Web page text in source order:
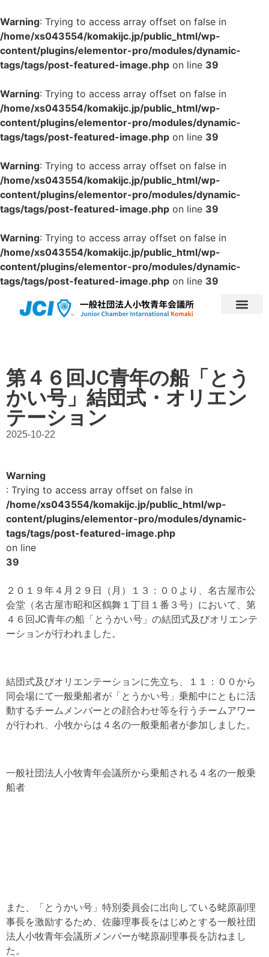
Warning: Trying to access array offset on false in
/home/xs043554/komakijc.jp/public_html/wp-
content/plugins/elementor-pro/modules/dynamic-
tags/tags/post-featured-image.php on line 39
Warning: Trying to access array offset on false in
/home/xs043554/komakijc.jp/public_html/wp-
content/plugins/elementor-pro/modules/dynamic-
tags/tags/post-featured-image.php on line 39
Warning: Trying to access array offset on false in
/home/xs043554/komakijc.jp/public_html/wp-
content/plugins/elementor-pro/modules/dynamic-
tags/tags/post-featured-image.php on line 39
Warning: Trying to access array offset on false in
/home/xs043554/komakijc.jp/public_html/wp-
content/plugins/elementor-pro/modules/dynamic-
tags/tags/post-featured-image.php on line 39
第４６回JC青年の船「とう
かい号」結団式・オリエン
テーション
2025-10-22
Warning
: Trying to access array offset on false in
/home/xs043554/komakijc.jp/public_html/wp-
content/plugins/elementor-pro/modules/dynamic-
tags/tags/post-featured-image.php
on line
39
２０１９年４月２９日（月）１３：００より、名古屋市公
会堂（名古屋市昭和区鶴舞１丁目１番３号）において、第
４６回JC青年の船「とうかい号」の結団式及びオリエンテ
ーションが行われました。
結団式及びオリエンテーションに先立ち、１１：００から
同会場にて一般乗船者が「とうかい号」乗船中にともに活
動するチームメンバーとの顔合わせ等を行うチームアワー
が行われ、小牧からは４名の一般乗船者が参加しました。
一般社団法人小牧青年会議所から乗船される４名の一般乗
船者
また、「とうかい号」特別委員会に出向している蛯原副理
事長を激励するため、佐藤理事長をはじめとする一般社団
法人小牧青年会議所メンバーが蛯原副理事長を訪ねまし
た。